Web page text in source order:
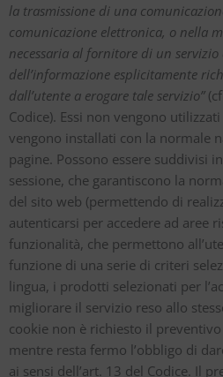
la trasmissione di una
comunicazione elettronica, o nella
necessaria al fornitore di un servizio
dell’informazione esplicitamente
dall’utente a erogare tale servizio”
Codice). Essi non vengono
vengono installati con la normale
pagine. Possono essere suddivisi
sessione, che garantiscono la
del sito web (permettendo di
autenticarsi per accedere ad aree
funzionalità, che permettono
funzione di una serie di criteri
lingua, i prodotti selezionati per
migliorare il servizio reso allo
cookie non è richiesto il
mentre resta fermo l’obbligo di
ai sensi dell’art. 13 del Codice. Il